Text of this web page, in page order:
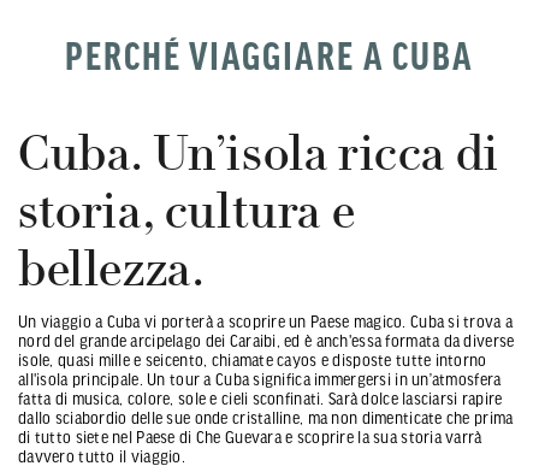
PERCHÉ VIAGGIARE A CUBA
Cuba. Un’isola ricca di
storia, cultura e
bellezza.
Un viaggio a Cuba vi porterà a scoprire un Paese magico. Cuba si trova a
nord del grande arcipelago dei Caraibi, ed è anch'essa formata da diverse
isole, quasi mille e seicento, chiamate cayos e disposte tutte intorno
all'isola principale. Un tour a Cuba significa immergersi in un’atmosfera
fatta di musica, colore, sole e cieli sconfinati. Sarà dolce lasciarsi rapire
dallo sciabordio delle sue onde cristalline, ma non dimenticate che prima
di tutto siete nel Paese di Che Guevara e scoprire la sua storia varrà
davvero tutto il viaggio.